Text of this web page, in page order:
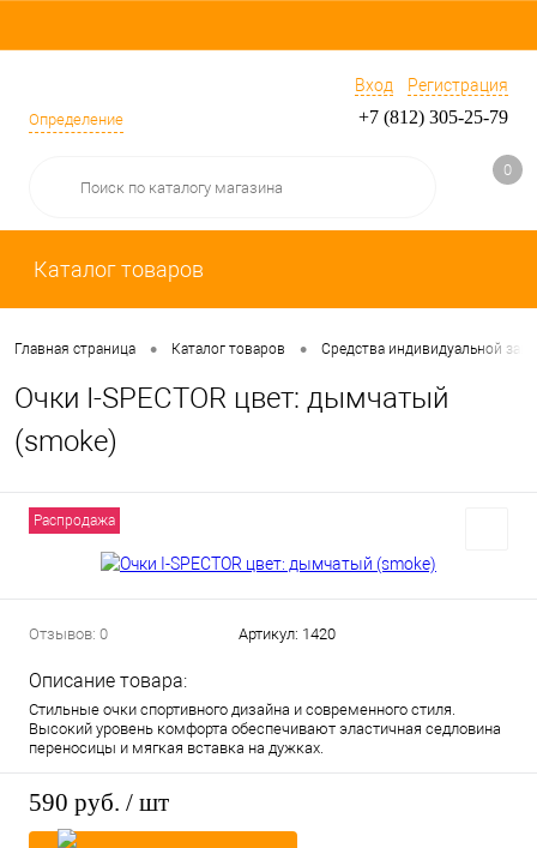
Определение
Вход Регистрация
+7 (812) 305-25-79
0
Каталог товаров
Главная страница • Каталог товаров • Средства индивидуальной
Очки I-SPECTOR цвет: дымчатый
(smoke)
Распродажа
Отзывов: 0 Артикул: 1420
Описание товара:
Стильные очки спортивного дизайна и современного стиля.
Высокий уровень комфорта обеспечивают эластичная седловина
переносицы и мягкая вставка на дужках.
590 руб. / шт